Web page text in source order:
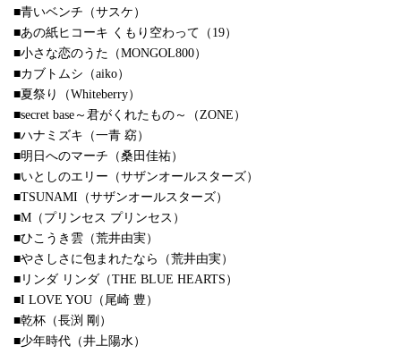
■青いベンチ（サスケ）
■あの紙ヒコーキ くもり空わって（19）
■小さな恋のうた（MONGOL800）
■カブトムシ（aiko）
■夏祭り（Whiteberry）
■secret base～君がくれたもの～（ZONE）
■ハナミズキ（一青 窈）
■明日へのマーチ（桑田佳祐）
■いとしのエリー（サザンオールスターズ）
■TSUNAMI（サザンオールスターズ）
■M（プリンセス プリンセス）
■ひこうき雲（荒井由実）
■やさしさに包まれたなら（荒井由実）
■リンダ リンダ（THE BLUE HEARTS）
■I LOVE YOU（尾崎 豊）
■乾杯（長渕 剛）
■少年時代（井上陽水）